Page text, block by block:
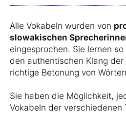
Alle Vokabeln wurden von
slowakischen
eingesprochen. Sie lernen
den authentischen Klang
richtige Betonung von
Sie haben die Möglichkeit,
Vokabeln der verschiedenen